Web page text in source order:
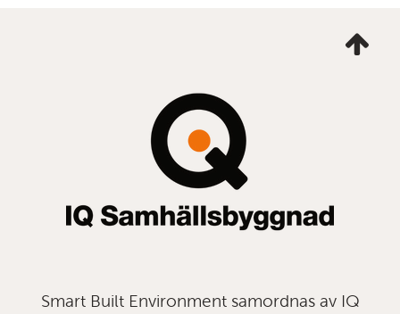
mig
Smart Built Environment samordnas av IQ